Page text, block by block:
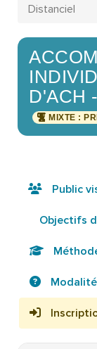
Distanciel
D'ACH
MIXTE :
Public
Objectifs